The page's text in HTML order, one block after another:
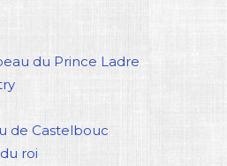
du Prince Ladre
de Castelbouc
roi